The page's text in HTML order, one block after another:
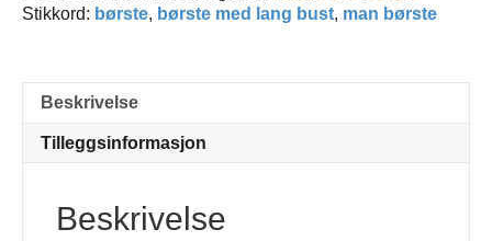
Heimer
Stikkord: børste, børste med lang bust, man børste
Beskrivelse
Tilleggsinformasjon
Beskrivelse